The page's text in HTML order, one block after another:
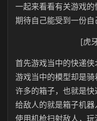
一起来看看有关游戏
期待自己能受到一份自
[虎
首先游戏当中的快递
游戏当中的模型却是
许多的箱子，也就是
给敌人的就是箱子机
使用机枪扫射敌人，玩